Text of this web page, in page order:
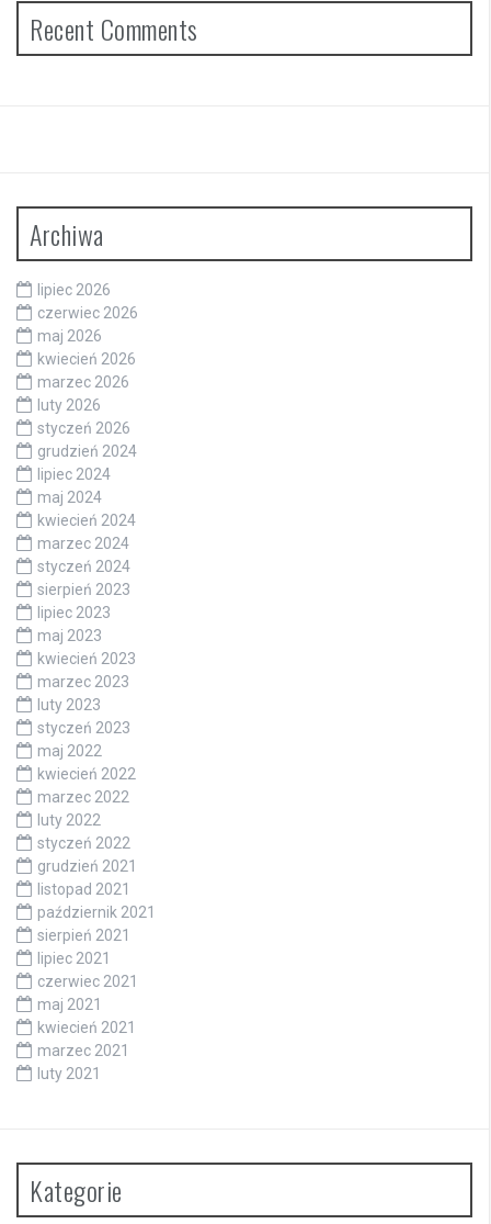
Recent Comments
Archiwa
lipiec 2026
czerwiec 2026
maj 2026
kwiecień 2026
marzec 2026
luty 2026
styczeń 2026
grudzień 2024
lipiec 2024
maj 2024
kwiecień 2024
marzec 2024
styczeń 2024
sierpień 2023
lipiec 2023
maj 2023
kwiecień 2023
marzec 2023
luty 2023
styczeń 2023
maj 2022
kwiecień 2022
marzec 2022
luty 2022
styczeń 2022
grudzień 2021
listopad 2021
październik 2021
sierpień 2021
lipiec 2021
czerwiec 2021
maj 2021
kwiecień 2021
marzec 2021
luty 2021
Kategorie